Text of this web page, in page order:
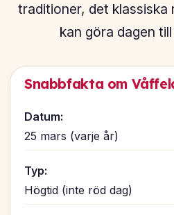
traditioner, det klassiska
kan göra dagen
Snabbfakta om
Datum:
25 mars (varje år)
Typ:
Högtid (inte röd dag)